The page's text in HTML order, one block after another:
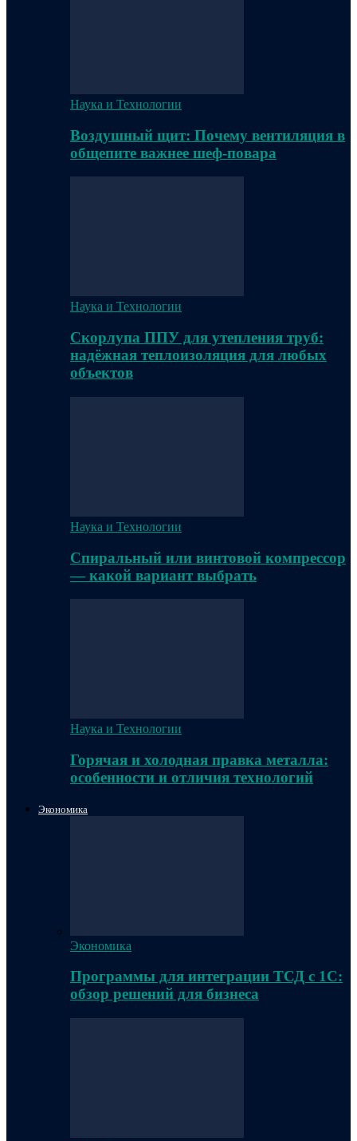
Наука и Технологии
Воздушный щит: Почему вентиляция в
общепите важнее шеф-повара
Наука и Технологии
Скорлупа ППУ для утепления труб:
надёжная теплоизоляция для любых
объектов
Наука и Технологии
Спиральный или винтовой компрессор
— какой вариант выбрать
Наука и Технологии
Горячая и холодная правка металла:
особенности и отличия технологий
Экономика
Экономика
Программы для интеграции ТСД с 1С:
обзор решений для бизнеса